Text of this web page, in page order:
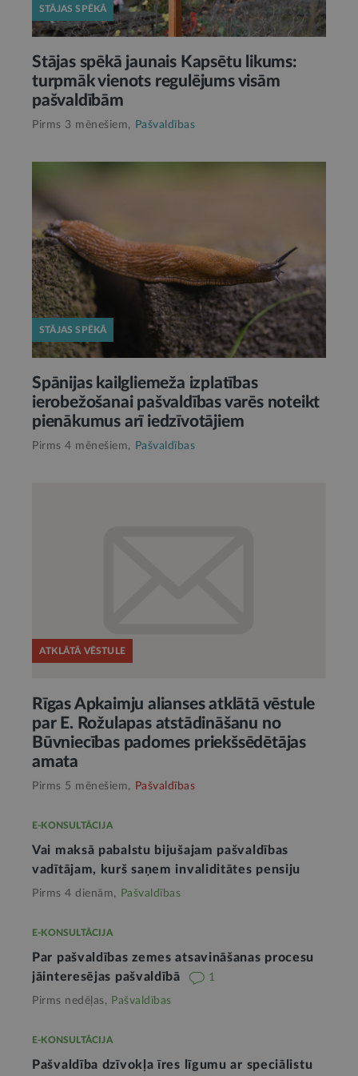
STĀJAS SPĒKĀ
Stājas spēkā jaunais Kapsētu likums:
turpmāk vienots regulējums visām
pašvaldībām
Pirms 3 mēnešiem, Pašvaldības
STĀJAS SPĒKĀ
Spānijas kailgliemeža izplatības
ierobežošanai pašvaldības varēs noteikt
pienākumus arī iedzīvotājiem
Pirms 4 mēnešiem, Pašvaldības
ATKLĀTĀ VĒSTULE
Rīgas Apkaimju alianses atklātā vēstule
par E. Rožulapas atstādināšanu no
Būvniecības padomes priekšsēdētājas
amata
Pirms 5 mēnešiem, Pašvaldības
E-KONSULTĀCIJA
Vai maksā pabalstu bijušajam pašvaldības
vadītājam, kurš saņem invaliditātes pensiju
Pirms 4 dienām, Pašvaldības
E-KONSULTĀCIJA
Par pašvaldības zemes atsavināšanas procesu
jāinteresējas pašvaldībā
1
Pirms nedēļas, Pašvaldības
E-KONSULTĀCIJA
Pašvaldība dzīvokļa īres līgumu ar speciālistu